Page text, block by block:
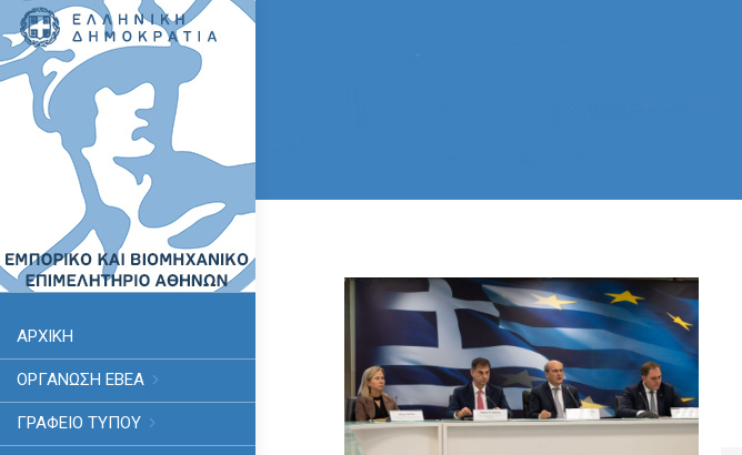
ΑΡΧΙΚΗ
ΟΡΓΑΝΩΣΗ ΕΒΕΑ
ΓΡΑΦΕΙΟ ΤΥΠΟΥ